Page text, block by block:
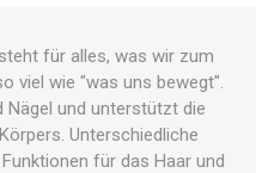
für alles, was wir zum
viel wie "was uns bewegt".
Nägel und unterstützt die
Unterschiedliche
für das Haar und